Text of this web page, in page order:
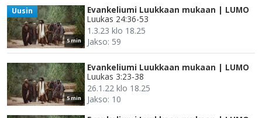
5 min
Uusin
Evankeliumi Luukkaan mukaan | LUMO
Luukas 24:36-53
1.3.23 klo 18.25
Jakso: 59
5 min
Evankeliumi Luukkaan mukaan | LUMO
Luukas 3:23-38
26.1.22 klo 18.25
Jakso: 10